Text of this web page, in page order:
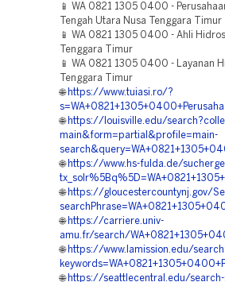
📱 WA 0821 1305 0400 -
Tengah Utara Nusa Tenggara Timur
📱 WA 0821 1305 0400 - Ahli
Tenggara Timur
📱 WA 0821 1305 0400 - Layanan
Tenggara Timur
🌐 https://www.tuiasi.ro/?
🌐 https://louisville.edu/
main&form=partial&profile=main-
🌐 https://www.hs-fulda.de/
🌐 https://gloucestercountynj.gov/
🌐 https://carriere.univ-
amu.fr/search/
🌐 https://www.lamission.edu/
🌐 https://seattlecentral.edu/search-